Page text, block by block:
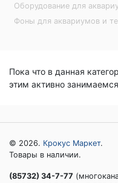
Оборудование для
Фоны для аквариумов и
Пока что в данная
этим активно
© 2026. Крокус Маркет.
Товары в наличии.
(85732) 34-7-77